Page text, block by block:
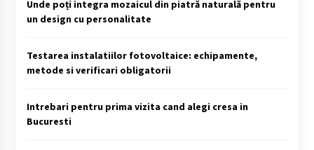
Unde poți integra mozaicul din piatră naturală pentru
un design cu personalitate
Testarea instalatiilor fotovoltaice: echipamente,
metode si verificari obligatorii
Intrebari pentru prima vizita cand alegi cresa in
Bucuresti